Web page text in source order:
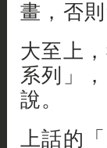
畫，否
大至上
系列」
說。
上話的